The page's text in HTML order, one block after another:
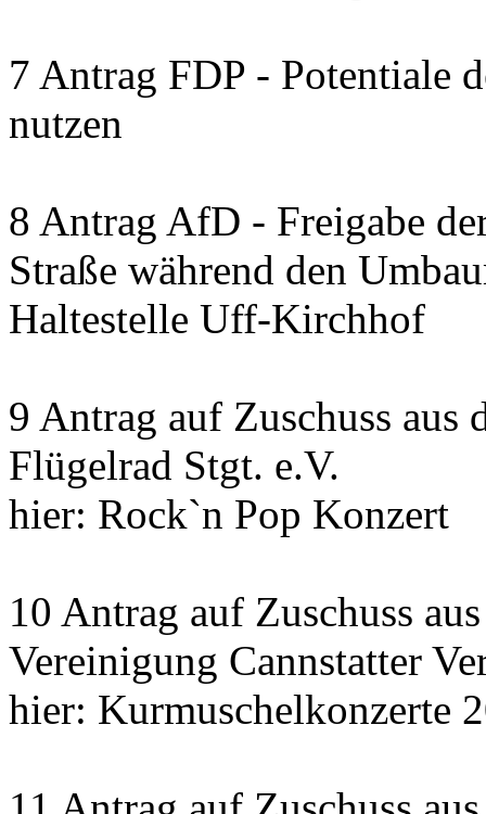
7 Antrag FDP - Potentiale
nutzen
8 Antrag AfD - Freigabe
Straße während den
Haltestelle Uff-Kirchhof
9 Antrag auf Zuschuss
Flügelrad Stgt. e.V.
hier: Rock`n Pop Konzert
10 Antrag auf Zuschuss
Vereinigung Cannstatter
hier: Kurmuschelkonzerte